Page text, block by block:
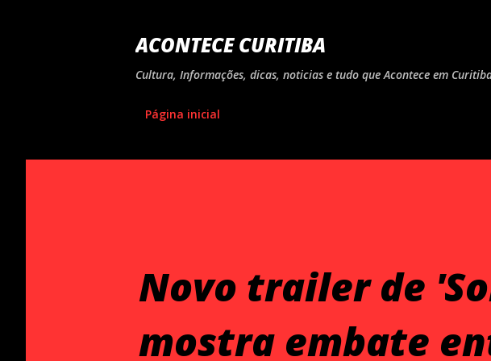
ACONTECE CURITIBA
Cultura, Informações, dicas, noticias e tudo que Acontece em
Página inicial
Novo trailer de
mostra embate